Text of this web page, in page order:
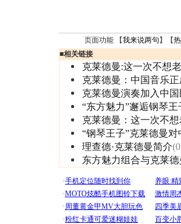
页面功能 【我来说两句 】【
■相关链接
克莱德曼:这一次不想
克莱德曼：中国音乐
克莱德曼演奏加入中
“东方魅力”邂逅钢琴王
克莱德曼：这一次不
“钢琴王子”克莱德曼
理查德·克莱德曼简介
东方魅力组合与克莱